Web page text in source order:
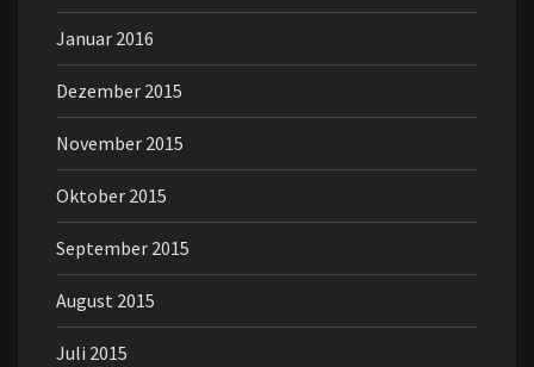
Januar 2016
Dezember 2015
November 2015
Oktober 2015
September 2015
August 2015
Juli 2015